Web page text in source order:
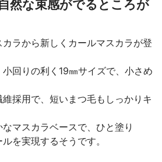
然な束感がでるところが
ラから新しくカールマスカラが登
回りの利く19㎜サイズで、小さめ
採用で、短いまつ毛もしっかりキ
マスカラベースで、ひと塗り
を実現するそうです。